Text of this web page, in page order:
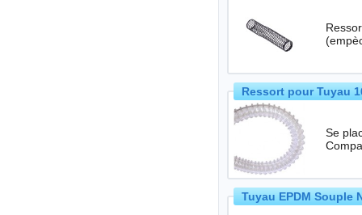
Ressort pour Tuyau
Se
Tuyau EPDM Souple